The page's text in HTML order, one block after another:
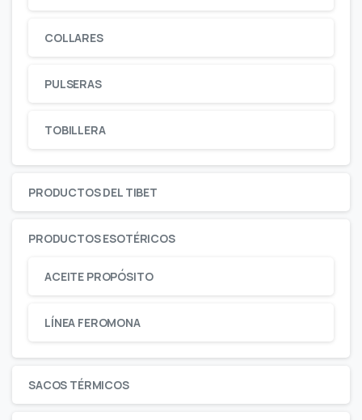
COLLARES
PULSERAS
TOBILLERA
PRODUCTOS DEL TIBET
PRODUCTOS ESOTÉRICOS
ACEITE PROPÓSITO
LÍNEA FEROMONA
SACOS TÉRMICOS